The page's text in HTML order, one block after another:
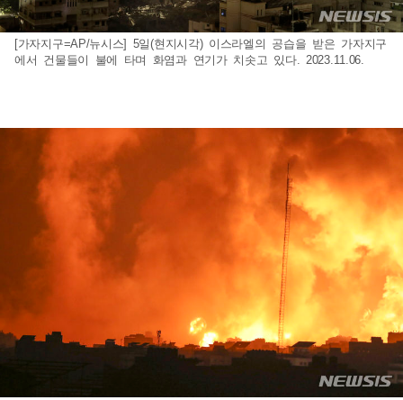
[가자지구=AP/뉴시스] 5일(현지시각) 이스라엘의 공습을 받은 가자지구
에서 건물들이 불에 타며 화염과 연기가 치솟고 있다. 2023.11.06.